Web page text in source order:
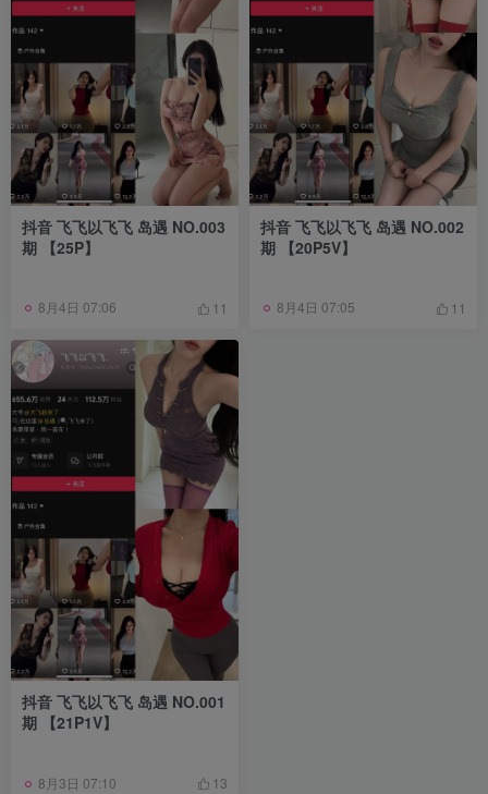
抖音 飞飞以飞飞 岛遇 NO.003
期 【25P】
8月4日 07:06 11
抖音 飞飞以飞飞 岛遇 NO.002
期 【20P5V】
8月4日 07:05 11
抖音 飞飞以飞飞 岛遇 NO.001
期 【21P1V】
8月3日 07:10 13